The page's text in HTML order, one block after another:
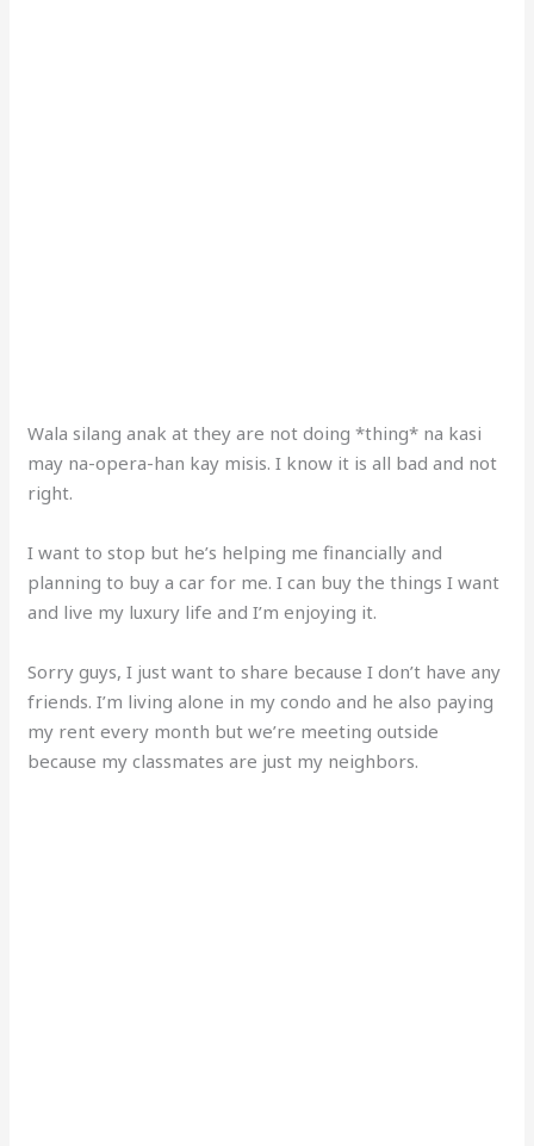
Wala silang anak at they are not doing *thing* na kasi
may na-opera-han kay misis. I know it is all bad and not
right.
I want to stop but he’s helping me financially and
planning to buy a car for me. I can buy the things I want
and live my luxury life and I’m enjoying it.
Sorry guys, I just want to share because I don’t have any
friends. I’m living alone in my condo and he also paying
my rent every month but we’re meeting outside
because my classmates are just my neighbors.